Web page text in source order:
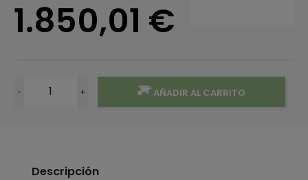
1.850,01 €
- + AÑADIR AL CARRITO
Descripción